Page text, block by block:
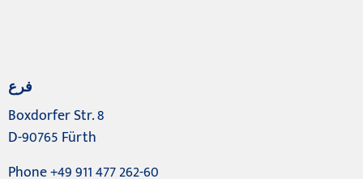
فرع
Boxdorfer Str. 8
D-90765 Fürth
Phone +49 911 477 262-60